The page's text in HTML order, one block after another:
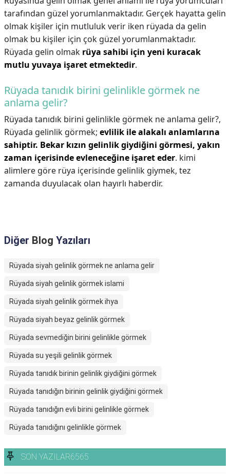
tarafından güzel yorumlanmaktadır. Gerçek hayatta gelin
olmak kişiler için mutluluk verir iken rüyada da gelin
olmak bu kişiler için çok güzel yorumlanmaktadır.
Rüyada gelin olmak rüya sahibi için yeni kuracak
mutlu yuvaya işaret etmektedir.
Rüyada tanıdık birini gelinlikle görmek ne
anlama gelir?
Rüyada tanıdık birini gelinlikle görmek ne anlama gelir?,
Rüyada gelinlik görmek; evlilik ile alakalı anlamlarına
sahiptir. Bekar kızın gelinlik giydiğini görmesi, yakın
zaman içerisinde evleneceğine işaret eder. kimi
alimlere göre rüya içerisinde gelinlik giymek, tez
zamanda duyulacak olan hayırlı haberdir.
Diğer Blog Yazıları
Rüyada siyah gelinlik görmek ne anlama gelir
Rüyada siyah gelinlik görmek islami
Rüyada siyah gelinlik görmek ihya
Rüyada siyah beyaz gelinlik görmek
Rüyada sevmediğin birini gelinlikle görmek
Rüyada su yeşili gelinlik görmek
Rüyada tanıdık birinin gelinlik giydiğini görmek
Rüyada tanıdığın birinin gelinlik giydiğini görmek
Rüyada tanıdığın evli birini gelinlikle görmek
Rüyada tanıdığını gelinlikle görmek
SON YAZILAR6565